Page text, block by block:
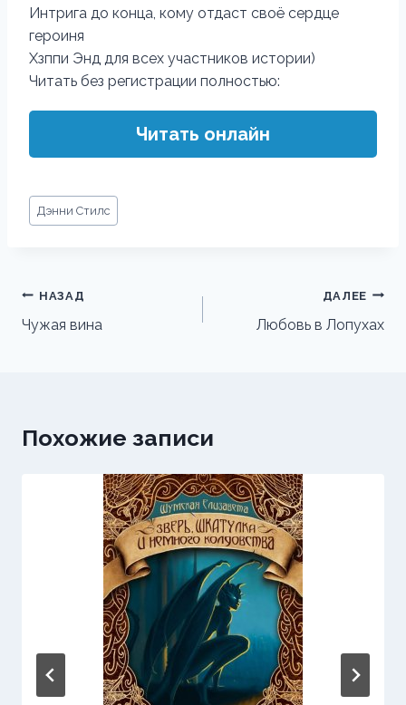
Интрига до конца, кому отдаст своё сердце
героиня
Хзппи Энд для всех участников истории)
Читать без регистрации полностью:
Читать онлайн
Метки
записи:
Дэнни Стилс
Навигация
по
НАЗАД
Чужая вина
ДАЛЕЕ
Любовь в Лопухах
Похожие записи